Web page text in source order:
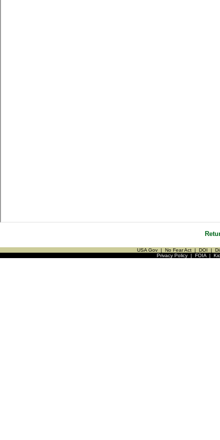
USA Gov | No Fear Act | DOI |
Privacy Policy| FOIA|